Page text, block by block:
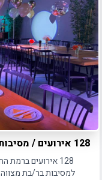
128 אירועים / מסיבות בר בת מצווה - רמת החייל תל אביב
128 אירועים
למסיבות בר/בת